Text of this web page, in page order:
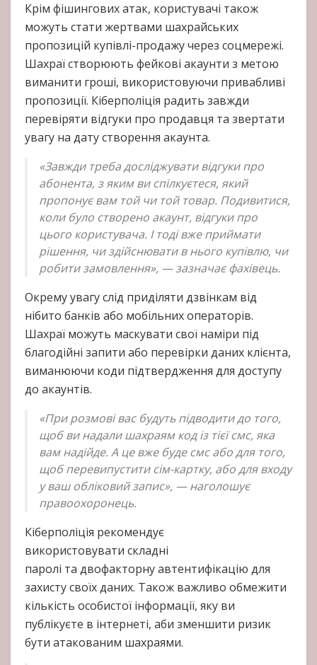
Крім фішингових атак, користувачі також
можуть стати жертвами шахрайських
пропозицій купівлі-продажу через соцмережі.
Шахраї створюють фейкові акаунти з метою
виманити гроші, використовуючи привабливі
пропозиції. Кіберполіція радить завжди
перевіряти відгуки про продавця та звертати
увагу на дату створення акаунта.
«Завжди треба досліджувати відгуки про
абонента, з яким ви спілкуєтеся, який
пропонує вам той чи той товар. Подивитися,
коли було створено акаунт, відгуки про
цього користувача. І тоді вже приймати
рішення, чи здійснювати в нього купівлю, чи
робити замовлення», — зазначає фахівець.
Окрему увагу слід приділяти дзвінкам від
нібито банків або мобільних операторів.
Шахраї можуть маскувати свої наміри під
благодійні запити або перевірки даних клієнта,
виманюючи коди підтвердження для доступу
до акаунтів.
«При розмові вас будуть підводити до того,
щоб ви надали шахраям код із тієї смс, яка
вам надійде. А це вже буде смс або для того,
щоб перевипустити сім-картку, або для входу
у ваш обліковий запис», — наголошує
правоохоронець.
Кіберполіція рекомендує
використовувати складні
паролі та двофакторну автентифікацію для
захисту своїх даних. Також важливо обмежити
кількість особистої інформації, яку ви
публікуєте в інтернеті, аби зменшити ризик
бути атакованим шахраями.